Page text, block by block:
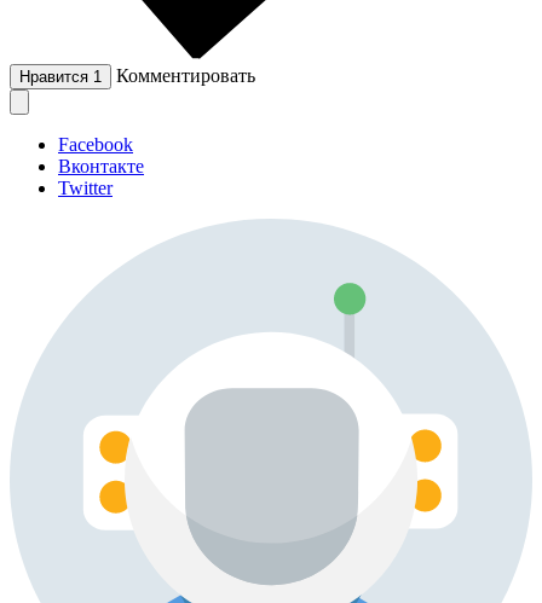
Нравится 1 Комментировать
Facebook
Вконтакте
Twitter